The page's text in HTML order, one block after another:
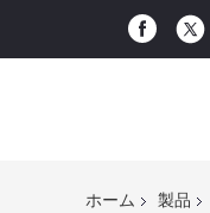
ホーム 製品